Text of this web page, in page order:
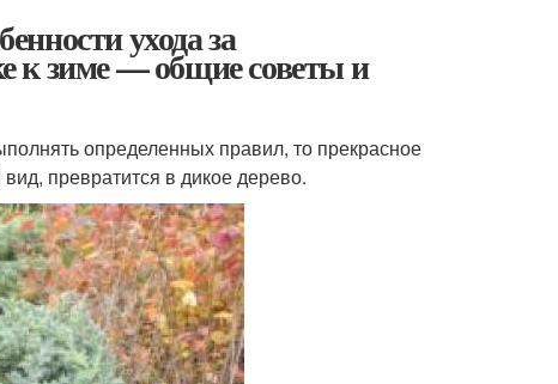
ухода за
к зиме — общие советы и
определенных правил, то прекрасное
превратится в дикое дерево.